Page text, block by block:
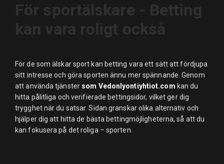
För sportälskare - Betting
kan vara roligt också
För de som älskar sport kan betting vara ett sätt att fördjupa
sitt intresse och göra sporten ännu mer spännande. Genom
att använda tjänster som Vedonlyontiyhtiot.com kan du
hitta pålitliga och verifierade bettingsidor, vilket ger dig
trygghet när du satsar. Sidan granskar olika alternativ och
hjälper dig att hitta de bästa bettingmöjligheterna, så att du
kan fokusera på det roliga – sporten.